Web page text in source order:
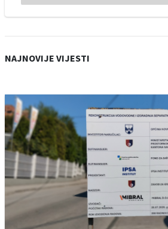
NAJNOVIJE VIJESTI